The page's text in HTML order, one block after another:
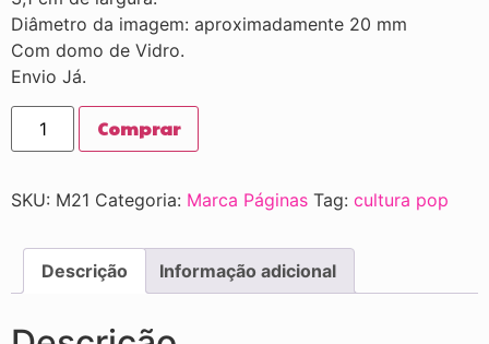
Diâmetro da imagem: aproximadamente 20 mm
Com domo de Vidro.
Envio Já.
Comprar
SKU: M21 Categoria: Marca Páginas Tag: cultura pop
Descrição Informação adicional